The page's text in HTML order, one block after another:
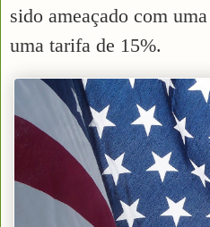
sido ameaçado com
uma tarifa de 15%.